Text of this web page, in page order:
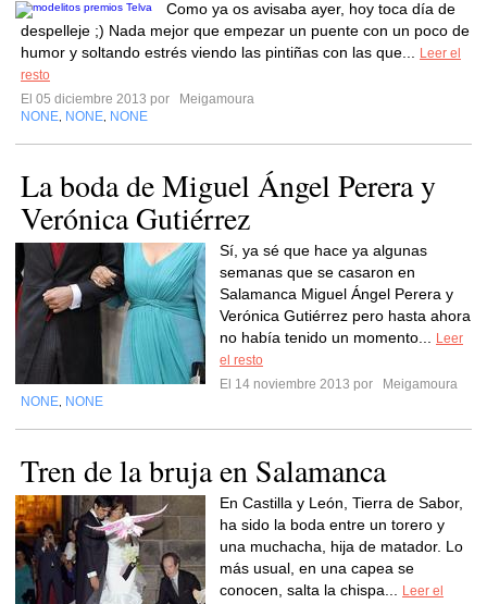
Como ya os avisaba ayer, hoy toca día de
despelleje ;) Nada mejor que empezar un puente con un poco de
humor y soltando estrés viendo las pintiñas con las que...
Leer el
resto
El 05 diciembre 2013 por
Meigamoura
NONE NONE NONE
La boda de Miguel Ángel Perera y
Verónica Gutiérrez
Sí, ya sé que hace ya algunas
semanas que se casaron en
Salamanca Miguel Ángel Perera y
Verónica Gutiérrez pero hasta ahora
no había tenido un momento...
Leer
el resto
El 14 noviembre 2013 por
Meigamoura
NONE NONE
Tren de la bruja en Salamanca
En Castilla y León, Tierra de Sabor,
ha sido la boda entre un torero y
una muchacha, hija de matador. Lo
más usual, en una capea se
conocen, salta la chispa...
Leer el